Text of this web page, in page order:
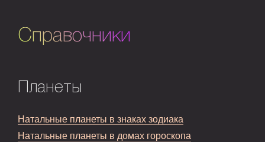
Справочники
Планеты
Натальные планеты в знаках зодиака
Натальные планеты в домах гороскопа